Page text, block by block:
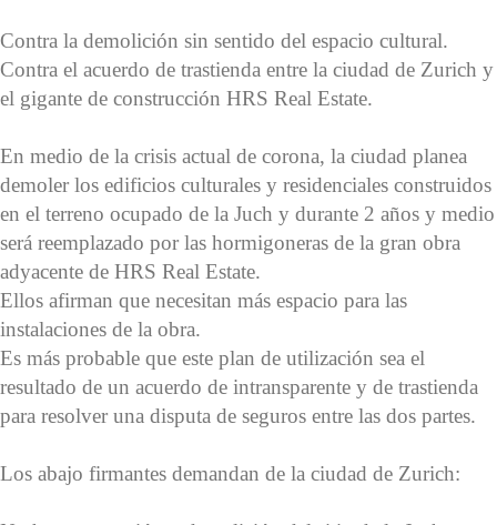
Contra la demolición sin sentido del espacio cultural.
Contra el acuerdo de trastienda entre la ciudad de Zurich y
el gigante de construcción HRS Real Estate.
En medio de la crisis actual de corona, la ciudad planea
demoler los edificios culturales y residenciales construidos
en el terreno ocupado de la Juch y durante 2 años y medio
será reemplazado por las hormigoneras de la gran obra
adyacente de HRS Real Estate.
Ellos afirman que necesitan más espacio para las
instalaciones de la obra.
Es más probable que este plan de utilización sea el
resultado de un acuerdo de intransparente y de trastienda
para resolver una disputa de seguros entre las dos partes.
Los abajo firmantes demandan de la ciudad de Zurich: